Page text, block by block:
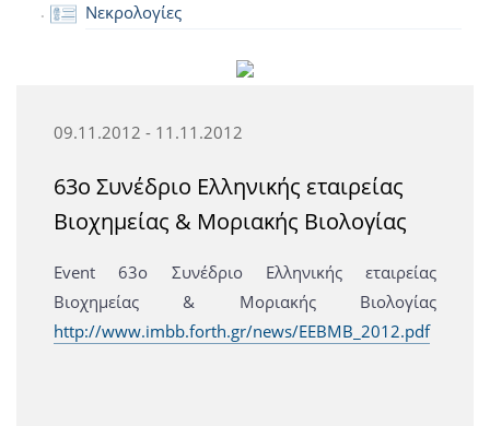
Νεκρολογίες
09.11.2012 - 11.11.2012
63ο Συνέδριο Ελληνικής εταιρείας
Βιοχημείας & Μοριακής Βιολογίας
Event 63ο Συνέδριο Ελληνικής εταιρείας
Βιοχημείας & Μοριακής Βιολογίας
http://www.imbb.forth.gr/news/EEBMB_2012.pdf